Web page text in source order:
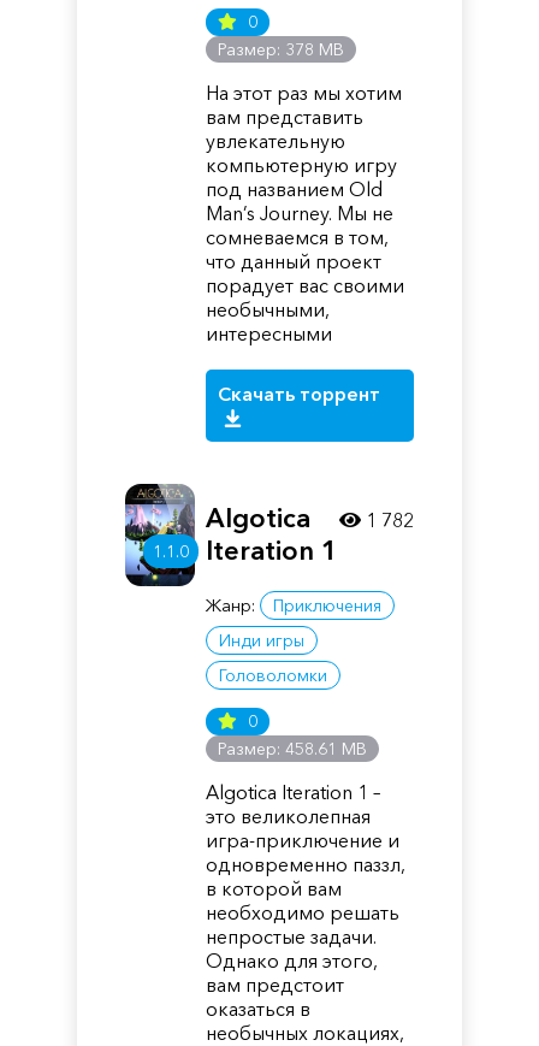
0
Размер: 378 MB
На этот раз мы хотим
вам представить
увлекательную
компьютерную игру
под названием Old
Man’s Journey. Мы не
сомневаемся в том,
что данный проект
порадует вас своими
необычными,
интересными
Скачать торрент
1.1.0
Algotica
Iteration 1
Жанр:
Приключения
Инди игры
Головоломки
0
Размер: 458.61 MB
Algotica Iteration 1 –
это великолепная
игра-приключение и
одновременно паззл,
в которой вам
необходимо решать
непростые задачи.
Однако для этого,
вам предстоит
оказаться в
необычных локациях,
1 782